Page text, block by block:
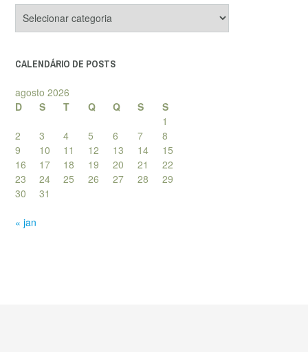
de
CALENDÁRIO DE POSTS
agosto 2026
D
S T Q Q S
S
1
2
3 4 5 6 7
8
9
10 11 12 13 14
15
16
17 18 19 20 21
22
23
24 25 26 27 28
29
30
31
« jan